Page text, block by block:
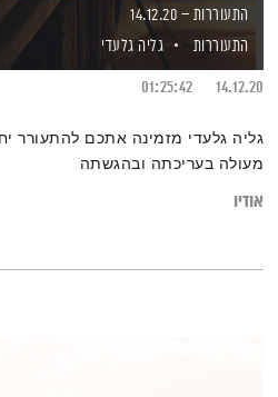
התעוררות – 14.12.20
התעוררות
גליה גלעדי
14.12.20
01:25:42
גליה גלעדי מזמינה אתכם להתעורר
מעולה בעריכתה ובהגשתה
אודיו